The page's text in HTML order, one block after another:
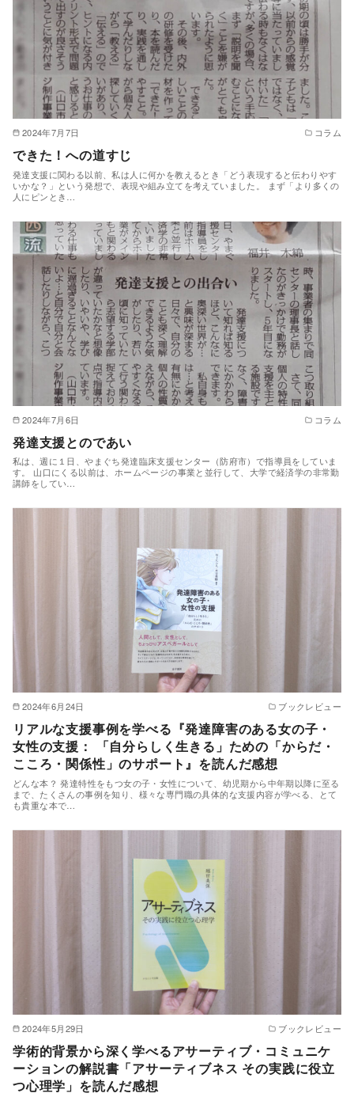
2024年7月7日 コラム
できた！への道すじ
発達支援に関わる以前、私は人に何かを教えるとき「どう表現すると伝わりやす
いかな？」という発想で、表現や組み立てを考えていました。 まず「より多くの
人にピンとき…
2024年7月6日 コラム
発達支援とのであい
私は、週に１日、やまぐち発達臨床支援センター（防府市）で指導員をしていま
す。 山口にくる以前は、ホームページの事業と並行して、大学で経済学の非常勤
講師をしてい…
2024年6月24日 ブックレビュー
リアルな支援事例を学べる『発達障害のある女の子・
女性の支援： 「自分らしく生きる」ための「からだ・
こころ・関係性」のサポート』を読んだ感想
どんな本？ 発達特性をもつ女の子・女性について、幼児期から中年期以降に至る
まで、たくさんの事例を知り、様々な専門職の具体的な支援内容が学べる、とて
も貴重な本で…
2024年5月29日 ブックレビュー
学術的背景から深く学べるアサーティブ・コミュニケ
ーションの解説書「アサーティブネス その実践に役立
つ心理学」を読んだ感想